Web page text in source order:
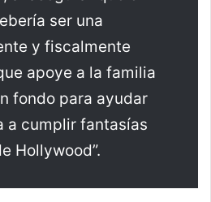
ser una
y fiscalmente
apoye a la familia
fondo para ayudar
a cumplir fantasías
Hollywood”.